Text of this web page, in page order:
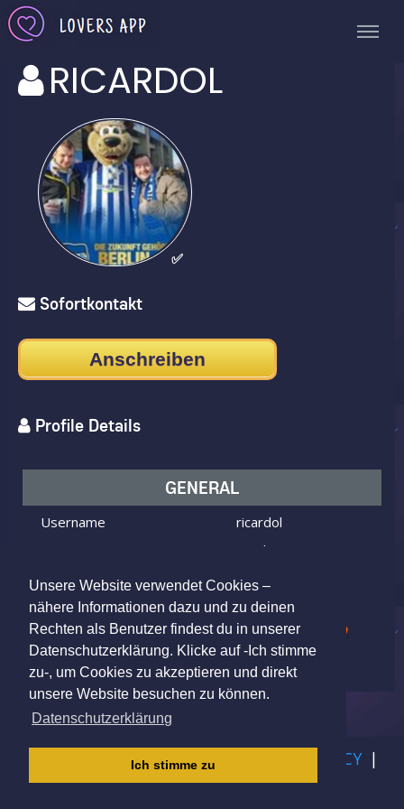
Unsere Website verwendet Cookies –
nähere Informationen dazu und zu deinen
Rechten als Benutzer findest du in unserer
Datenschutzerklärung. Klicke auf -Ich stimme
zu-, um Cookies zu akzeptieren und direkt
unsere Website besuchen zu können.
Datenschutzerklärung
Ich stimme zu
RICARDOL
✅
Sofortkontakt
Anschreiben
Profile Details
GENERAL
Username
ricardol
Male
Looking for
Female
Age
56 y.o.
Location
Altlandsberg, BB, Germany
TERMS OF USE PRIVACY POLICY |
CHILDREN PRIVACY